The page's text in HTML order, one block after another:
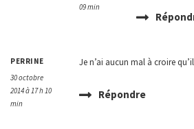
09 min
PERRINE
30 octobre
2014 à 17 h 10
min
Je n’ai aucun mal à croire
Répondre